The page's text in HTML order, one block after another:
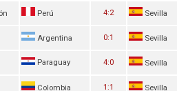
Perú 4:2 Sevilla
Argentina 0:1 Sevilla
Paraguay 4:0 Sevilla
Colombia 1:1 Sevilla